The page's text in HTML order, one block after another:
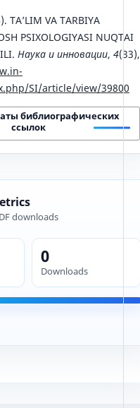
TAʼLIM VA TARBIYA
PSIXOLOGIYASI NUQTAI
Наука и инновации, 4(33),
SI/article/view/39800
библиографических
ссылок
downloads
0
Downloads